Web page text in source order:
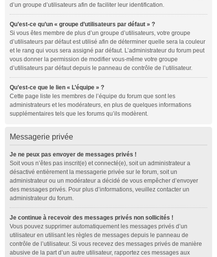
d’un groupe d’utilisateurs afin de faciliter leur identification.
Qu’est-ce qu’un « groupe d’utilisateurs par défaut » ?
Si vous êtes membre de plus d’un groupe d’utilisateurs, votre groupe
d’utilisateurs par défaut est utilisé afin de déterminer quelle sera la couleur
et le rang qui vous sera assigné par défaut. L’administrateur du forum peut
vous donner la permission de modifier vous-même votre groupe
d’utilisateurs par défaut depuis le panneau de contrôle de l’utilisateur.
Qu’est-ce que le lien « L’équipe » ?
Cette page liste les membres de l’équipe du forum que sont les
administrateurs et les modérateurs, en plus de quelques informations
supplémentaires tels que les forums qu’ils modèrent.
Messagerie privée
Je ne peux pas envoyer de messages privés !
Soit vous n’êtes pas inscrit(e) et connecté(e), soit un administrateur a
désactivé entièrement la messagerie privée sur le forum, soit un
administrateur ou un modérateur a décidé de vous empêcher d’envoyer
des messages privés. Pour plus d’informations, veuillez contacter un
administrateur du forum.
Je continue à recevoir des messages privés non sollicités !
Vous pouvez supprimer automatiquement les messages privés d’un
utilisateur en utilisant les règles de messages depuis le panneau de
contrôle de l’utilisateur. Si vous recevez des messages privés de manière
abusive de la part d’un autre utilisateur, rapportez ces messages aux